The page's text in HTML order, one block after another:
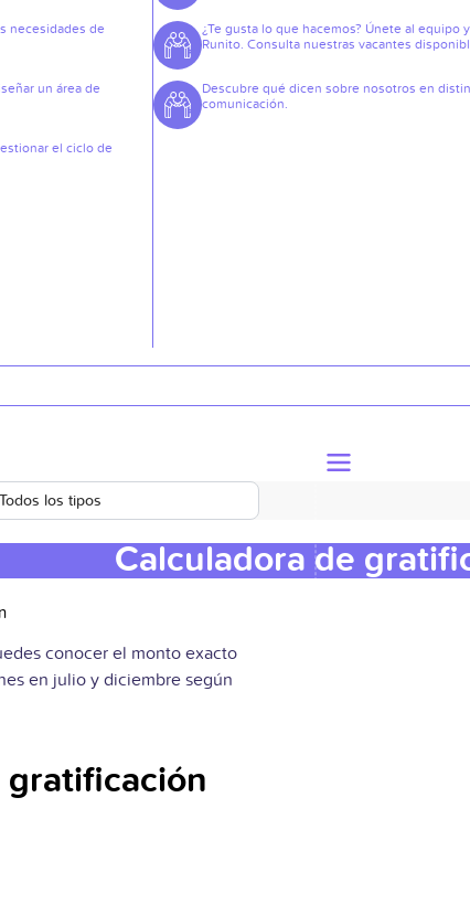
necesidades de
un área de
el ciclo de
¿Te gusta lo que hacemos? Únete al equipo
Runito. Consulta nuestras vacantes
Descubre qué dicen sobre nosotros en
comunicación.
Todos los tipos
Calculadora de
conocer el monto exacto
en julio y diciembre según
gratificación